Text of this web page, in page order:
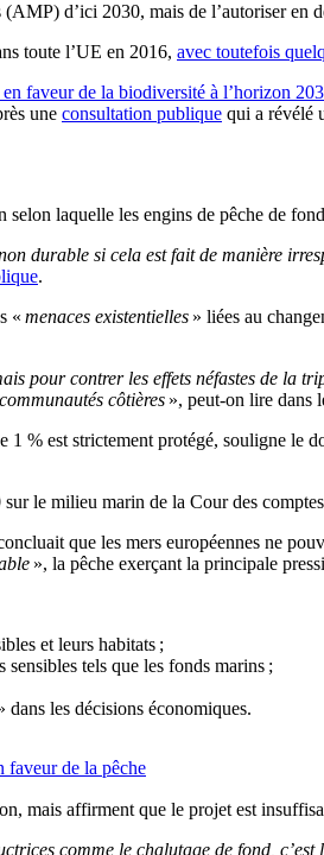
d’ici 2030, mais de l’autoriser en
toute l’UE en 2016, avec toutefois
faveur de la biodiversité à l’horizon
une consultation publique qui a révélé
selon laquelle les engins de pêche de
durable si cela est fait de manière
.
« menaces existentielles » liées au
pour contrer les effets néfastes de la
côtières », peut-on lire dans
% est strictement protégé, souligne
le milieu marin de la Cour des
que les mers européennes ne
», la pêche exerçant la principale
et leurs habitats ;
tels que les fonds marins ;
dans les décisions économiques.
faveur de la pêche
mais affirment que le projet est
comme le chalutage de fond,